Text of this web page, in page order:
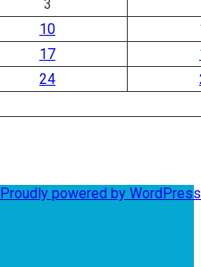
3
10
17
24
Proudly powered by